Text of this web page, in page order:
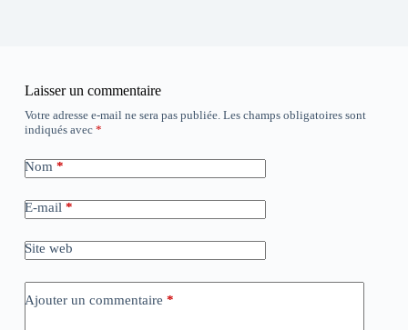
Laisser un commentaire
Votre adresse e-mail ne sera pas publiée. Les champs obligatoires sont
indiqués avec *
Nom *
E-mail *
Site web
Ajouter un commentaire *